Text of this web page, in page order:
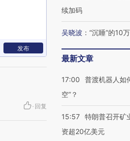
发布
· 回复
续加码
吴晓波 ： “沉睡”的10
最新文章
17:00
普渡机器人如
空”？
15:57 特朗普召开矿
资超20亿美元